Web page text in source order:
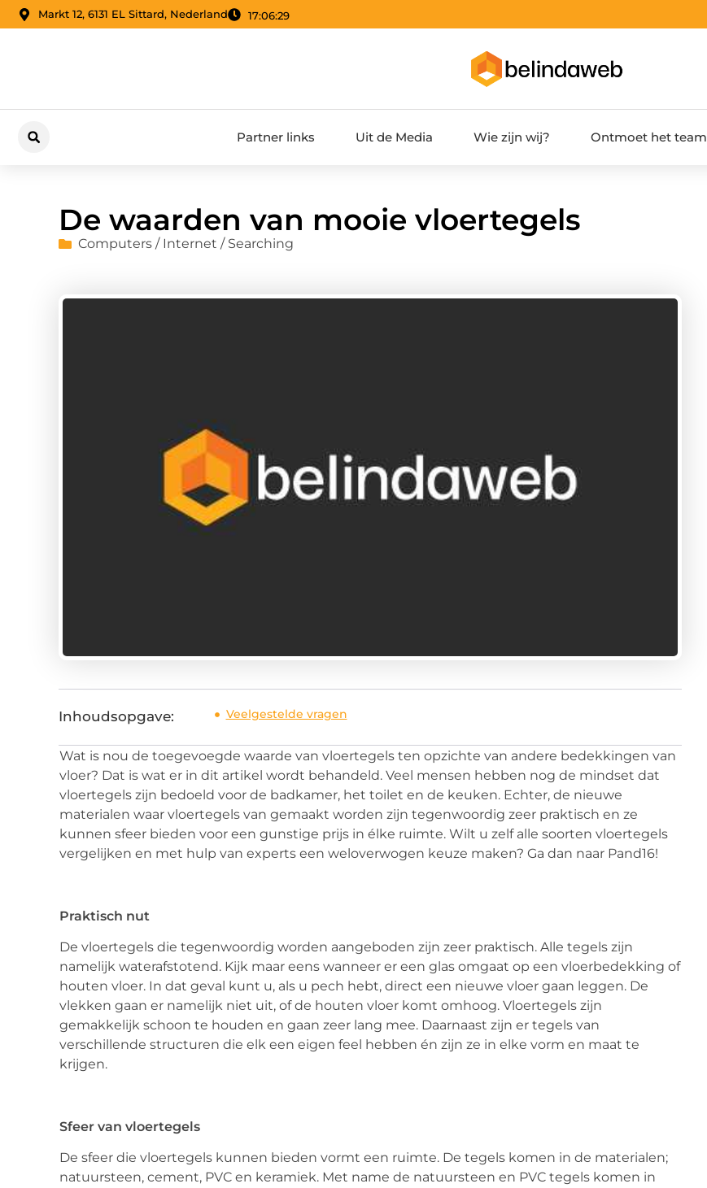
Markt 12, 6131 EL Sittard, Nederland 17:06:29
Partner links Uit de Media Wie zijn wij? Ontmoet het team
De waarden van mooie vloertegels
Computers / Internet / Searching
Inhoudsopgave: Veelgestelde vragen
Wat is nou de toegevoegde waarde van vloertegels ten opzichte van andere bedekkingen van
vloer? Dat is wat er in dit artikel wordt behandeld. Veel mensen hebben nog de mindset dat
vloertegels zijn bedoeld voor de badkamer, het toilet en de keuken. Echter, de nieuwe
materialen waar vloertegels van gemaakt worden zijn tegenwoordig zeer praktisch en ze
kunnen sfeer bieden voor een gunstige prijs in élke ruimte. Wilt u zelf alle soorten vloertegels
vergelijken en met hulp van experts een weloverwogen keuze maken? Ga dan naar Pand16!
Praktisch nut
De vloertegels die tegenwoordig worden aangeboden zijn zeer praktisch. Alle tegels zijn
namelijk waterafstotend. Kijk maar eens wanneer er een glas omgaat op een vloerbedekking of
houten vloer. In dat geval kunt u, als u pech hebt, direct een nieuwe vloer gaan leggen. De
vlekken gaan er namelijk niet uit, of de houten vloer komt omhoog. Vloertegels zijn
gemakkelijk schoon te houden en gaan zeer lang mee. Daarnaast zijn er tegels van
verschillende structuren die elk een eigen feel hebben én zijn ze in elke vorm en maat te
krijgen.
Sfeer van vloertegels
De sfeer die vloertegels kunnen bieden vormt een ruimte. De tegels komen in de materialen;
natuursteen, cement, PVC en keramiek. Met name de natuursteen en PVC tegels komen in